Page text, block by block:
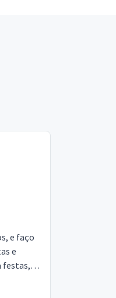
e faço
e
festas,